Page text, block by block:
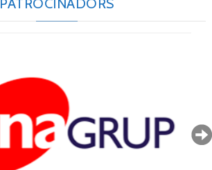
PATROCINADORS